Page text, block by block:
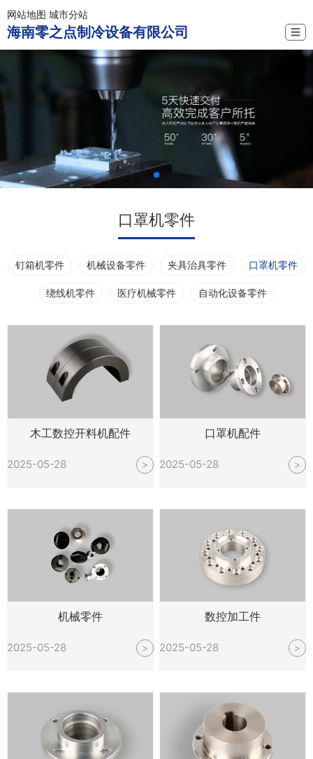
网站地图 城市分站
海南零之点制冷设备有限公司 ☰
口罩机零件
钉箱机零件 机械设备零件 夹具治具零件 口罩机零件
绕线机零件 医疗机械零件 自动化设备零件
木工数控开料机配件
2025-05-28 >
口罩机配件
2025-05-28 >
机械零件
2025-05-28 >
数控加工件
2025-05-28 >